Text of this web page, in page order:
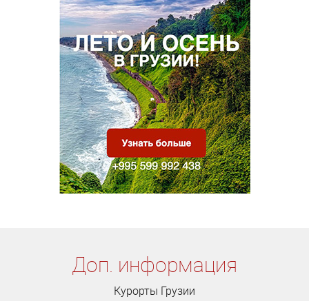
Доп. информация
Курорты Грузии